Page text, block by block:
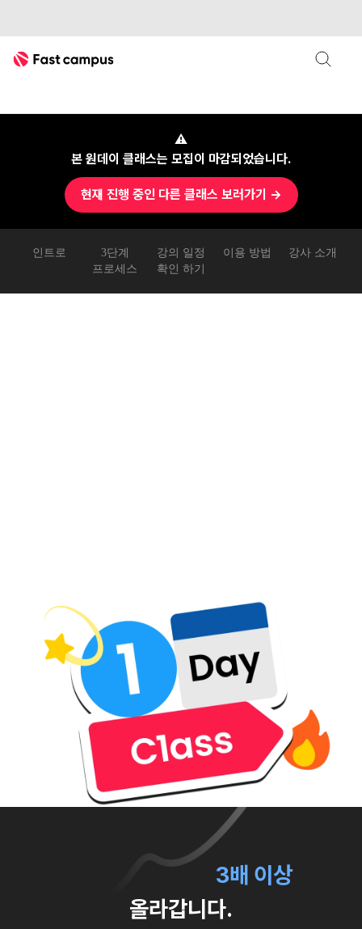
Fast Campus
⚠
본 원데이 클래스는 모집이 마감되었습니다.
현재 진행 중인 다른 클래스 보러가기 →
인트로
3단계
프로세스
강의 일정
확인 하기
이용 방법 강사 소개
단 3시간의 투자로,
당신의 능력치는 3배 이상
올라갑니다.